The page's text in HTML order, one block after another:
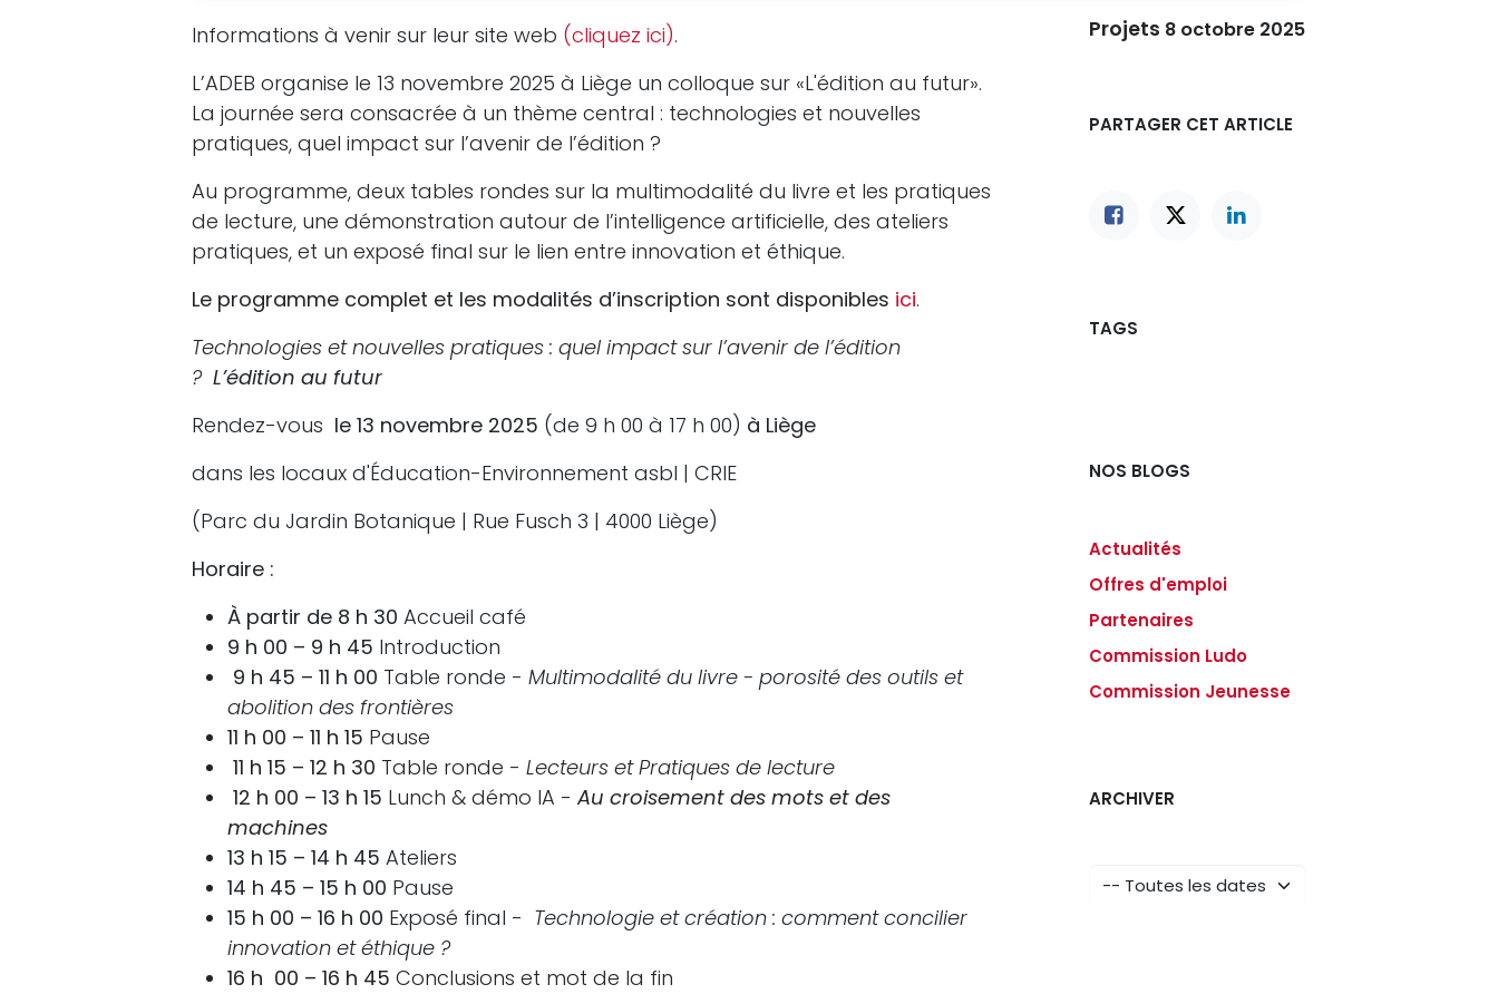
Informations à venir sur leur site web (cliquez ici).
L’ADEB organise le 13 novembre 2025 à Liège un colloque sur «L'édition au futur».
La journée sera consacrée à un thème central : technologies et nouvelles
pratiques, quel impact sur l’avenir de l’édition ?
Au programme, deux tables rondes sur la multimodalité du livre et les pratiques
de lecture, une démonstration autour de l’intelligence artificielle, des ateliers
pratiques, et un exposé final sur le lien entre innovation et éthique.
Le programme complet et les modalités d’inscription sont disponibles ici.
Technologies et nouvelles pratiques : quel impact sur l’avenir de l’édition
? L’édition au futur
Rendez-vous le 13 novembre 2025 (de 9 h 00 à 17 h 00) à Liège
dans les locaux d'Éducation-Environnement asbl | CRIE
(Parc du Jardin Botanique | Rue Fusch 3 | 4000 Liège)
Horaire :
À partir de 8 h 30 Accueil café
9 h 00 – 9 h 45 Introduction
9 h 45 – 11 h 00 Table ronde - Multimodalité du livre - porosité des outils et
abolition des frontières
11 h 00 – 11 h 15 Pause
11 h 15 – 12 h 30 Table ronde - Lecteurs et Pratiques de lecture
12 h 00 – 13 h 15 Lunch & démo IA - Au croisement des mots et des
machines
13 h 15 – 14 h 45 Ateliers
14 h 45 – 15 h 00 Pause
15 h 00 – 16 h 00 Exposé final - Technologie et création : comment concilier
innovation et éthique ?
16 h 00 – 16 h 45 Conclusions et mot de la fin
Projets 8 octobre 2025
PARTAGER CET ARTICLE
TAGS
NOS BLOGS
Actualités
Offres d'emploi
Partenaires
Commission Ludo
Commission Jeunesse
ARCHIVER